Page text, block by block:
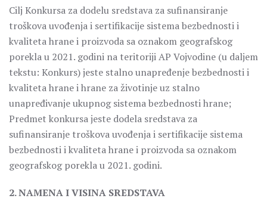
Cilj Konkursa za dodelu sredstava za sufinansiranje
troškova uvođenja i sertifikacije sistema bezbednosti i
kvaliteta hrane i proizvoda sa oznakom geografskog
porekla u 2021. godini na teritoriji AP Vojvodine (u daljem
tekstu: Konkurs) jeste stalno unapređenje bezbednosti i
kvaliteta hrane i hrane za životinje uz stalno
unapređivanje ukupnog sistema bezbednosti hrane;
Predmet konkursa jeste dodela sredstava za
sufinansiranje troškova uvođenja i sertifikacije sistema
bezbednosti i kvaliteta hrane i proizvoda sa oznakom
geografskog porekla u 2021. godini.
2. NAMENA I VISINA SREDSTAVA